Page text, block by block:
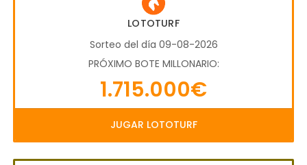
LOTOTURF
Sorteo del día 09-08-2026
PRÓXIMO BOTE MILLONARIO:
1.715.000€
JUGAR LOTOTURF